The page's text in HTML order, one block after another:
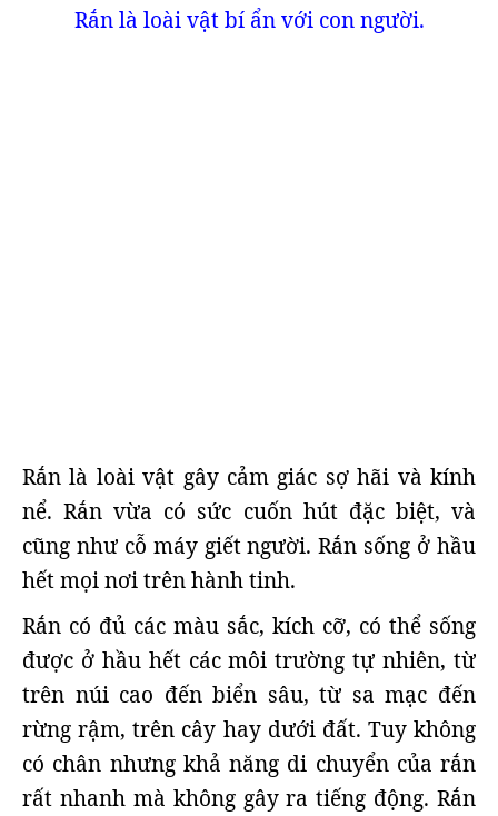
Rắn là loài vật bí ẩn với con người.
Rắn là loài vật gây cảm giác sợ hãi và kính
nể. Rắn vừa có sức cuốn hút đặc biệt, và
cũng như cỗ máy giết người. Rắn sống ở hầu
hết mọi nơi trên hành tinh.
Rắn có đủ các màu sắc, kích cỡ, có thể sống
được ở hầu hết các môi trường tự nhiên, từ
trên núi cao đến biển sâu, từ sa mạc đến
rừng rậm, trên cây hay dưới đất. Tuy không
có chân nhưng khả năng di chuyển của rắn
rất nhanh mà không gây ra tiếng động. Rắn